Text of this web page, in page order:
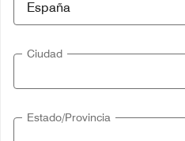
Ciudad
Estado/Provincia